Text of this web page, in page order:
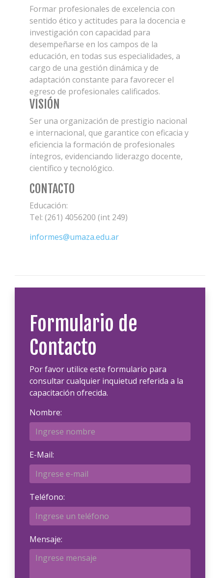
Formar profesionales de excelencia con
sentido ético y actitudes para la docencia e
investigación con capacidad para
desempeñarse en los campos de la
educación, en todas sus especialidades, a
cargo de una gestión dinámica y de
adaptación constante para favorecer el
egreso de profesionales calificados.
VISIÓN
Ser una organización de prestigio nacional
e internacional, que garantice con eficacia y
eficiencia la formación de profesionales
íntegros, evidenciando liderazgo docente,
científico y tecnológico.
CONTACTO
Educación:
Tel: (261) 4056200 (int 249)
informes@umaza.edu.ar
Formulario de
Contacto
Por favor utilice este formulario para
consultar cualquier inquietud referida a la
capacitación ofrecida.
Nombre:
E-Mail:
Teléfono:
Mensaje: